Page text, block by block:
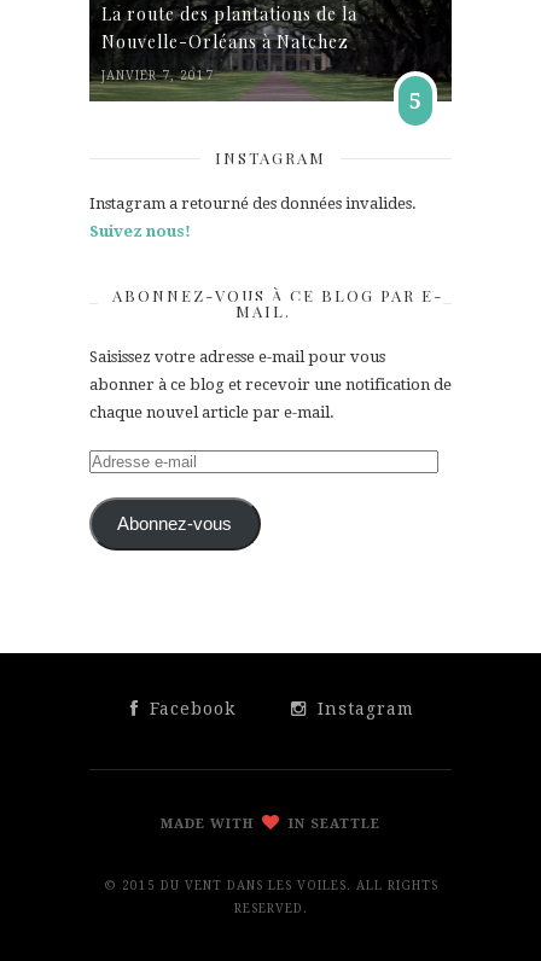
La route des plantations de la
Nouvelle-Orléans à Natchez
JANVIER 7, 2017
5
INSTAGRAM
Instagram a retourné des données invalides.
Suivez nous!
ABONNEZ-VOUS À CE BLOG PAR E-
MAIL.
Saisissez votre adresse e-mail pour vous
abonner à ce blog et recevoir une notification de
chaque nouvel article par e-mail.
Adresse
mail Abonnez-vous
Facebook Instagram
MADE WITH IN SEATTLE
© 2015 DU VENT DANS LES VOILES. ALL RIGHTS
RESERVED.